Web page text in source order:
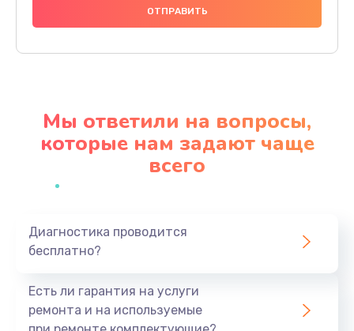
1000 руб.
Заказать
Профилактическая чистка
Заказать
Мы ответили на вопросы,
которые нам задают чаще
всего
Диагностика проводится
бесплатно?
Есть ли гарантия на услуги
ремонта и на используемые